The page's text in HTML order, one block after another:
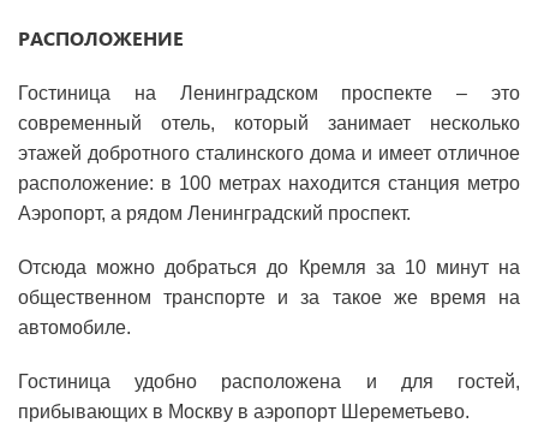
РАСПОЛОЖЕНИЕ
Гостиница на Ленинградском проспекте – это
современный отель, который занимает несколько
этажей добротного сталинского дома и имеет отличное
расположение: в 100 метрах находится станция метро
Аэропорт, а рядом Ленинградский проспект.
Отсюда можно добраться до Кремля за 10 минут на
общественном транспорте и за такое же время на
автомобиле.
Гостиница удобно расположена и для гостей,
прибывающих в Москву в аэропорт Шереметьево.